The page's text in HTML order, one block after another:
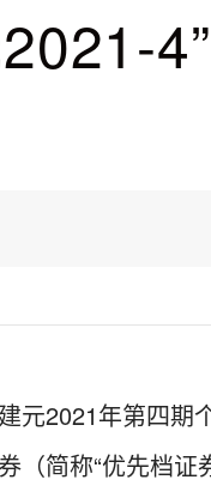
2021年第四期
简称“优先档